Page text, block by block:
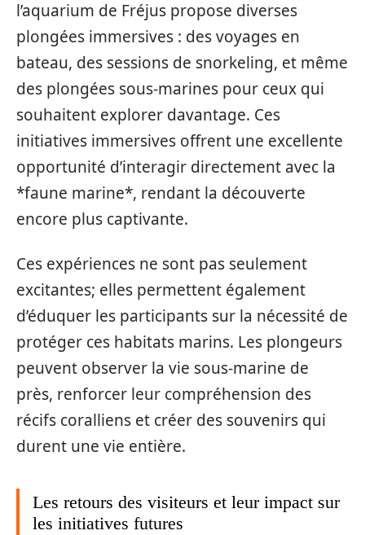
l’aquarium de Fréjus propose diverses
plongées immersives : des voyages en
bateau, des sessions de snorkeling, et même
des plongées sous-marines pour ceux qui
souhaitent explorer davantage. Ces
initiatives immersives offrent une excellente
opportunité d’interagir directement avec la
*faune marine*, rendant la découverte
encore plus captivante.
Ces expériences ne sont pas seulement
excitantes; elles permettent également
d’éduquer les participants sur la nécessité de
protéger ces habitats marins. Les plongeurs
peuvent observer la vie sous-marine de
près, renforcer leur compréhension des
récifs coralliens et créer des souvenirs qui
durent une vie entière.
Les retours des visiteurs et leur impact sur
les initiatives futures